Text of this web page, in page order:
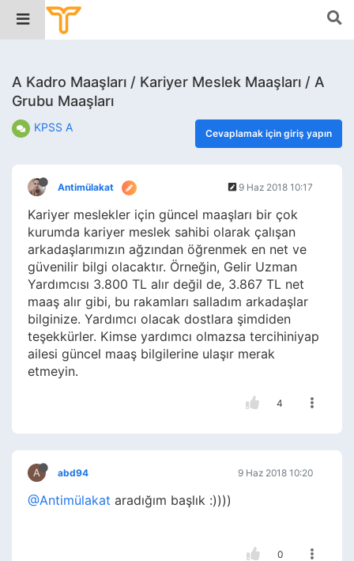
A Kadro Maaşları / Kariyer Meslek Maaşları / A
Grubu Maaşları
KPSS A Cevaplamak için giriş yapın
Antimülakat 9 Haz 2018 10:17
Kariyer meslekler için güncel maaşları bir çok
kurumda kariyer meslek sahibi olarak çalışan
arkadaşlarımızın ağzından öğrenmek en net ve
güvenilir bilgi olacaktır. Örneğin, Gelir Uzman
Yardımcısı 3.800 TL alır değil de, 3.867 TL net
maaş alır gibi, bu rakamları salladım arkadaşlar
bilginize. Yardımcı olacak dostlara şimdiden
teşekkürler. Kimse yardımcı olmazsa tercihiniyap
ailesi güncel maaş bilgilerine ulaşır merak
etmeyin.
4
A abd94 9 Haz 2018 10:20
@Antimülakat aradığım başlık :))))
0